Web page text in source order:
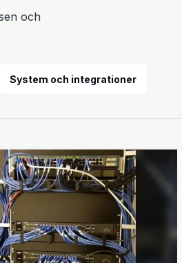
och
System och integrationer